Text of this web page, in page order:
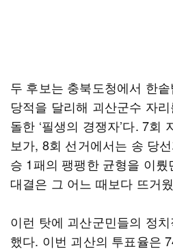
두 후보는 충북도청에서 한
당적을 달리해 괴산군수 자
돌한 ‘필생의 경쟁자’다. 7회
보가, 8회 선거에서는 송 당
승 1패의 팽팽한 균형을 이
대결은 그 어느 때보다 뜨거
이런 탓에 괴산군민들의 정
했다. 이번 괴산의 투표율은